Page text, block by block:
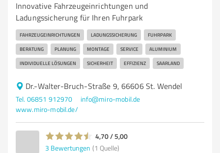
Innovative Fahrzeugeinrichtungen und
Ladungssicherung für Ihren Fuhrpark
FAHRZEUGEINRICHTUNGEN LADUNGSSICHERUNG FUHRPARK
BERATUNG PLANUNG MONTAGE SERVICE ALUMINIUM
INDIVIDUELLE LÖSUNGEN SICHERHEIT EFFIZIENZ SAARLAND
Dr.-Walter-Bruch-Straße 9, 66606 St. Wendel
Tel. 06851 912970
info@miro-mobil.de
www.miro-mobil.de/
4,70 / 5,00
3 Bewertungen (1 Quelle)